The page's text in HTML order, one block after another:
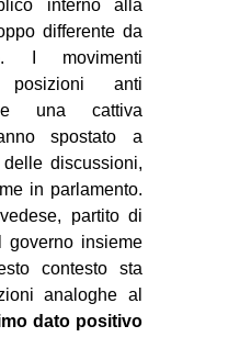
interno alla
differente da
I movimenti
anti
e una cattiva
spostato a
delle discussioni,
in parlamento.
partito di
governo insieme
contesto sta
analoghe al
dato positivo